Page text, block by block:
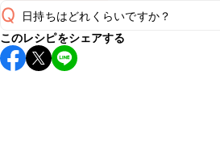
Q 日持ちはどれくらいですか？
保存期間は冷蔵で翌日中が目安です。
し上がりください。
このレシピをシェアする